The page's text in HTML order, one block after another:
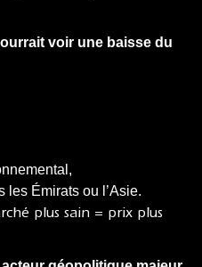
voir une baisse du
les Émirats ou l’Asie.
plus sain = prix plus